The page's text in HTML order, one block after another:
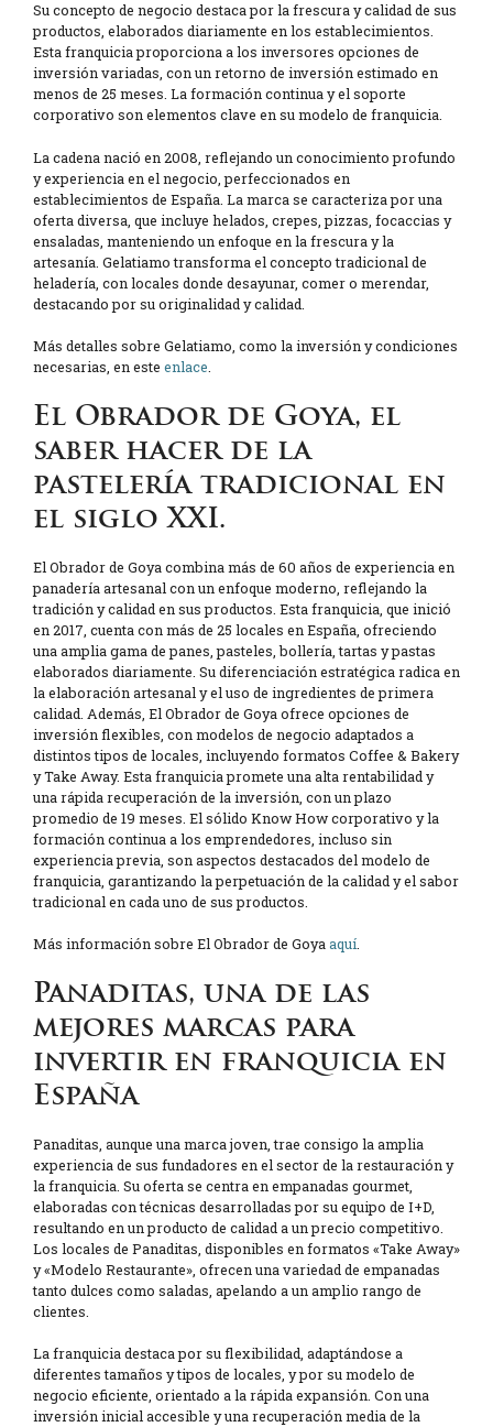
Su concepto de negocio destaca por la frescura y calidad de sus
productos, elaborados diariamente en los establecimientos.
Esta franquicia proporciona a los inversores opciones de
inversión variadas, con un retorno de inversión estimado en
menos de 25 meses. La formación continua y el soporte
corporativo son elementos clave en su modelo de franquicia.
La cadena nació en 2008, reflejando un conocimiento profundo
y experiencia en el negocio, perfeccionados en
establecimientos de España. La marca se caracteriza por una
oferta diversa, que incluye helados, crepes, pizzas, focaccias y
ensaladas, manteniendo un enfoque en la frescura y la
artesanía. Gelatiamo transforma el concepto tradicional de
heladería, con locales donde desayunar, comer o merendar,
destacando por su originalidad y calidad.
Más detalles sobre Gelatiamo, como la inversión y condiciones
necesarias, en este enlace
El Obrador de Goya, el
saber hacer de la
pastelería tradicional en
el siglo XXI.
El Obrador de Goya combina más de 60 años de experiencia en
panadería artesanal con un enfoque moderno, reflejando la
tradición y calidad en sus productos. Esta franquicia, que inició
en 2017, cuenta con más de 25 locales en España, ofreciendo
una amplia gama de panes, pasteles, bollería, tartas y pastas
elaborados diariamente. Su diferenciación estratégica radica en
la elaboración artesanal y el uso de ingredientes de primera
calidad. Además, El Obrador de Goya ofrece opciones de
inversión flexibles, con modelos de negocio adaptados a
distintos tipos de locales, incluyendo formatos Coffee & Bakery
y Take Away. Esta franquicia promete una alta rentabilidad y
una rápida recuperación de la inversión, con un plazo
promedio de 19 meses. El sólido Know How corporativo y la
formación continua a los emprendedores, incluso sin
experiencia previa, son aspectos destacados del modelo de
franquicia, garantizando la perpetuación de la calidad y el sabor
tradicional en cada uno de sus productos.
Más información sobre El Obrador de Goya aquí
Panaditas, una de las
mejores marcas para
invertir en franquicia en
España
Panaditas, aunque una marca joven, trae consigo la amplia
experiencia de sus fundadores en el sector de la restauración y
la franquicia. Su oferta se centra en empanadas gourmet,
elaboradas con técnicas desarrolladas por su equipo de I+D,
resultando en un producto de calidad a un precio competitivo.
Los locales de Panaditas, disponibles en formatos «Take Away»
y «Modelo Restaurante», ofrecen una variedad de empanadas
tanto dulces como saladas, apelando a un amplio rango de
clientes.
La franquicia destaca por su flexibilidad, adaptándose a
diferentes tamaños y tipos de locales, y por su modelo de
negocio eficiente, orientado a la rápida expansión. Con una
inversión inicial accesible y una recuperación media de la